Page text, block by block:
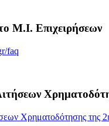
Μ.Ι. Επιχειρήσεων
faq